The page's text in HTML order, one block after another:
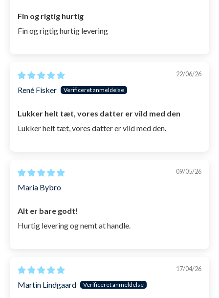
længere tid, så er det altså ikke nok med et flot
Silikone rammen er lavet af højkvalitets
behageligt, at have på.
Dykkermasken er særligt tilpasset børn (4-
Det er nemt og enkelt at spænde Cliff
snorkel, fast på dykkermasken,
ønsker det. Det foregår via en spænde, der
tilpasse længden til den enkelte svømmer.
Dykkermaskens glas er hærdet og dermed
Fin og rigtig hurtig
Fin og rigtig hurtig levering
22/06/26
René Fisker
Lukker helt tæt, vores datter er vild med den
Lukker helt tæt, vores datter er vild med den.
09/05/26
Maria Bybro
Alt er bare godt!
Hurtig levering og nemt at handle.
17/04/26
Martin Lindgaard